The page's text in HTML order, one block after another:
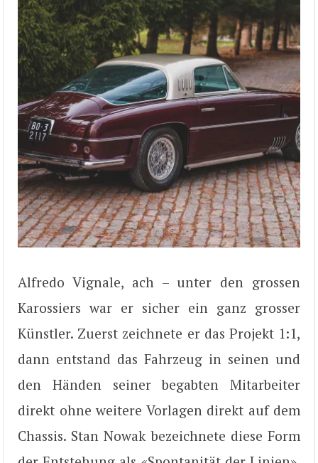
Alfredo Vignale, ach – unter den grossen
Karossiers war er sicher ein ganz grosser
Künstler. Zuerst zeichnete er das Projekt 1:1,
dann entstand das Fahrzeug in seinen und
den Händen seiner begabten Mitarbeiter
direkt ohne weitere Vorlagen direkt auf dem
Chassis. Stan Nowak bezeichnete diese Form